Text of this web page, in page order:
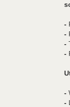
-
-
-
-
-
-